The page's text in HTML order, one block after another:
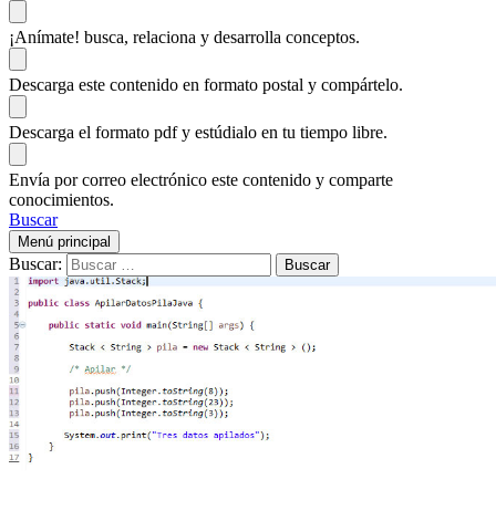
¡Anímate! busca, relaciona y desarrolla conceptos.
Descarga este contenido en formato postal y compártelo.
Descarga el formato pdf y estúdialo en tu tiempo libre.
Envía por correo electrónico este contenido y comparte
conocimientos.
Buscar
Menú principal
Buscar: